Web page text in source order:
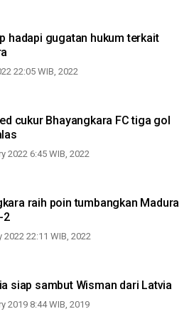
gugatan hukum terkait
22:05 WIB, 2022
Bhayangkara FC tiga gol
2022 6:45 WIB, 2022
raih poin tumbangkan Madura
2
2022 22:11 WIB, 2022
siap sambut Wisman dari Latvia
2019 8:44 WIB, 2019